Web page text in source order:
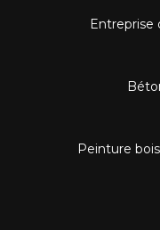
Entreprise
Peinture